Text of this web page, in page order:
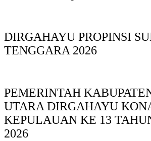
DIRGAHAYU PROPINSI
TENGGARA 2026
PEMERINTAH
UTARA DIRGAHAYU
KEPULAUAN KE 13
2026